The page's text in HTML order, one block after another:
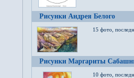
Рисунки Андрея Белого
15 фото,
Рисунки Маргариты
10 фото,